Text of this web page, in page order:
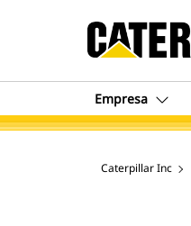
Empresa
Caterpillar Inc